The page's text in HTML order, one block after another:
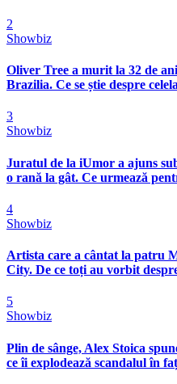
2
Showbiz
Oliver Tree a murit la 32 de
Brazilia. Ce se știe despre
3
Showbiz
Juratul de la iUmor a ajuns
o rană la gât. Ce urmează
4
Showbiz
Artista care a cântat la patru
City. De ce toți au vorbit
5
Showbiz
Plin de sânge, Alex Stoica
ce îi explodează scandalul în